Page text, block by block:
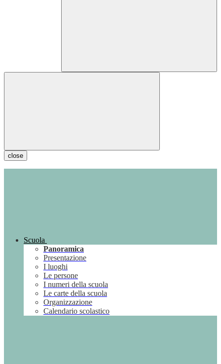
close
Scuola
Panoramica
Presentazione
I luoghi
Le persone
I numeri della scuola
Le carte della scuola
Organizzazione
Calendario scolastico